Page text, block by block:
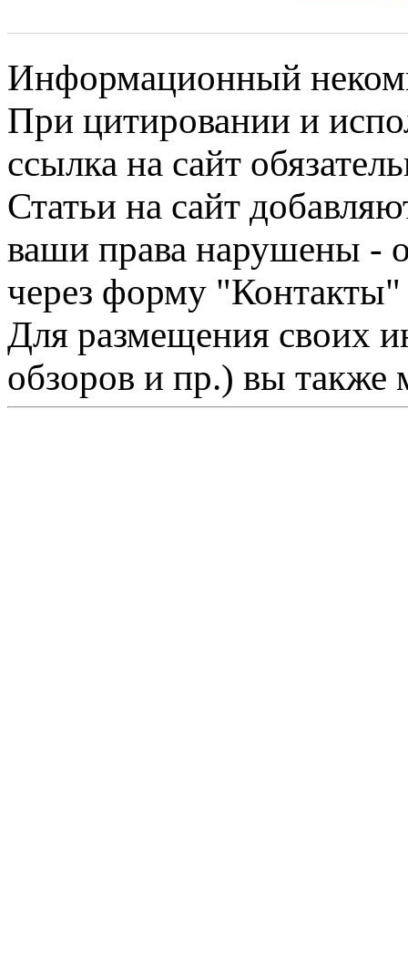
Информационный
При цитировании и
ссылка на сайт
Статьи на сайт
ваши права нарушены -
через форму "Контакты"
Для размещения своих
обзоров и пр.) вы также